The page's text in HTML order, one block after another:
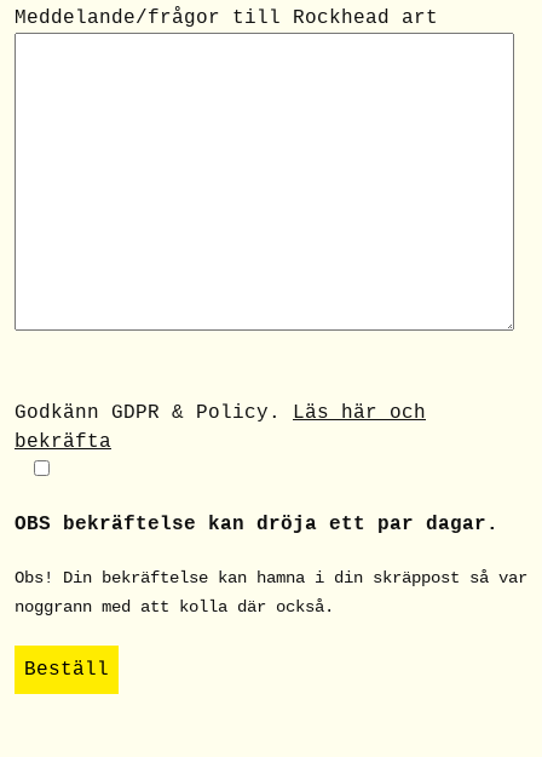
Meddelande/frågor till Rockhead art
Godkänn GDPR & Policy. Läs här och
bekräfta
OBS bekräftelse kan dröja ett par dagar.
Obs! Din bekräftelse kan hamna i din skräppost så var
noggrann med att kolla där också.